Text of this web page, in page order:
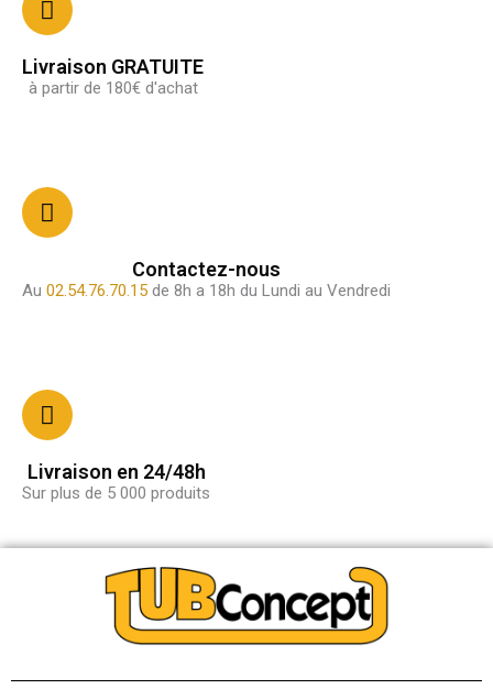
Livraison GRATUITE
à partir de 180€ d'achat
Contactez-nous
Au 02.54.76.70.15 de 8h a 18h du Lundi au Vendredi
Livraison en 24/48h
Sur plus de 5 000 produits